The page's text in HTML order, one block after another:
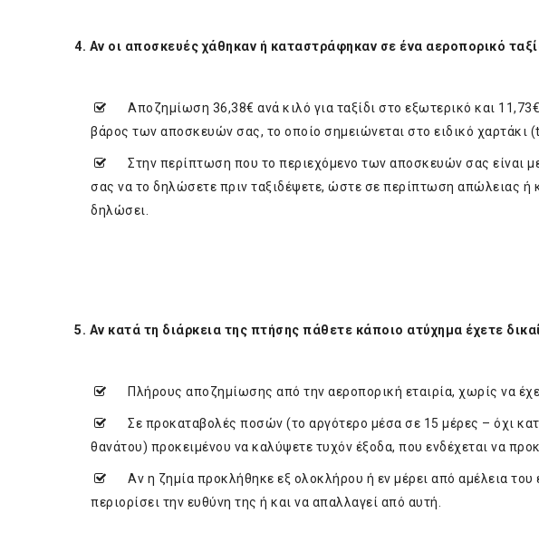
4. Αν οι αποσκευές χάθηκαν ή καταστράφηκαν σε ένα αεροπορικό
Αποζημίωση 36,38€ ανά κιλό για ταξίδι στο εξωτερικό και
βάρος των αποσκευών σας, το οποίο σημειώνεται στο ειδικό χαρτάκι
Στην περίπτωση που το περιεχόμενο των αποσκευών σας είναι
σας να το δηλώσετε πριν ταξιδέψετε, ώστε σε περίπτωση απώλειας ή
δηλώσει.
5. Αν κατά τη διάρκεια της πτήσης πάθετε κάποιο ατύχημα έχετε
Πλήρους αποζημίωσης από την αεροπορική εταιρία, χωρίς να
Σε προκαταβολές ποσών (το αργότερο μέσα σε 15 μέρες – όχι
θανάτου) προκειμένου να καλύψετε τυχόν έξοδα, που ενδέχεται να
Αν η ζημία προκλήθηκε εξ ολοκλήρου ή εν μέρει από αμέλεια του
περιορίσει την ευθύνη της ή και να απαλλαγεί από αυτή.